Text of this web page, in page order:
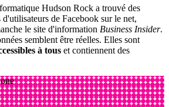
Hudson Rock a trouvé des
de Facebook sur le net,
le site d'information Business Insider.
semblent être réelles. Elles sont
à tous et contiennent des